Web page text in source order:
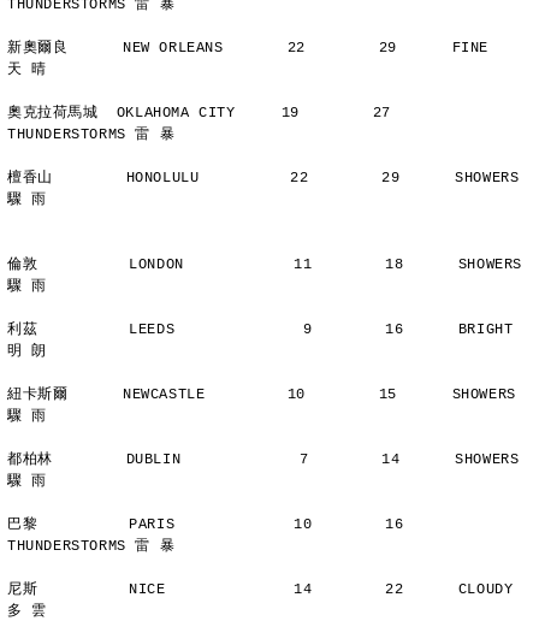
THUNDERSTORMS 雷 暴
新奧爾良      NEW ORLEANS       22        29      FINE
天 晴
奧克拉荷馬城  OKLAHOMA CITY     19        27
THUNDERSTORMS 雷 暴
檀香山        HONOLULU          22        29      SHOWERS
驟 雨
倫敦          LONDON            11        18      SHOWERS
驟 雨
利茲          LEEDS              9        16      BRIGHT
明 朗
紐卡斯爾      NEWCASTLE         10        15      SHOWERS
驟 雨
都柏林        DUBLIN             7        14      SHOWERS
驟 雨
巴黎          PARIS             10        16
THUNDERSTORMS 雷 暴
尼斯          NICE              14        22      CLOUDY
多 雲